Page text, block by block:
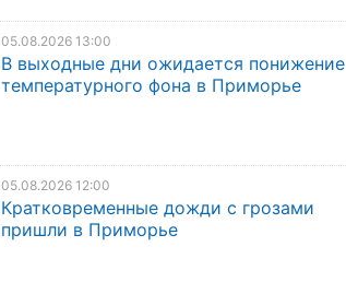
05.08.2026 13:00
В выходные дни ожидается понижение
температурного фона в Приморье
05.08.2026 12:00
Кратковременные дожди с грозами
пришли в Приморье